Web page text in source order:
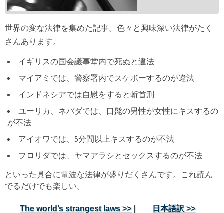
世界の変な法律を集めた記事。色々と興味深い法律がたく
さんあります。
イギリスの国会議事堂内で死ぬと違法
マイアミでは、警察署内でスケボーするのが違法
インドネシアでは自慰をすると斬首刑
ユーリカ、ネバダでは、口髭の男性が女性にキスするの
が不法
アイオワでは、5分間以上キスするのが不法
フロリダでは、ヤマアラシとセックスするのが不法
といった具合に電波な法律が盛りだくさんです。これ読ん
でるだけでも楽しい。
The world’s strangest laws >>| 日本語訳 >>